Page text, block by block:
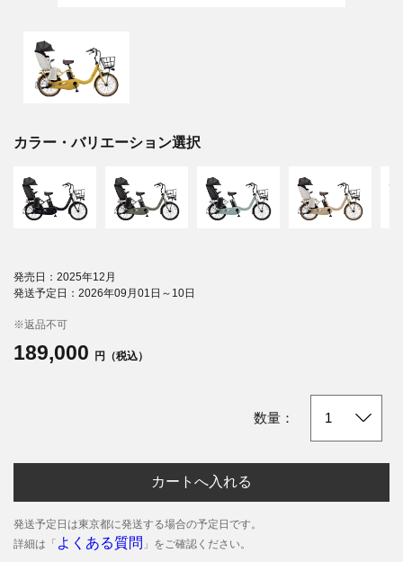
カラー・バリエーション選択
発売日：2025年12月
発送予定日：2026年09月01日～10日
※返品不可
189,000 円（税込）
数量：
カートへ入れる
発送予定日は東京都に発送する場合の予定日です。
詳細は「 よくある質問 」をご確認ください。